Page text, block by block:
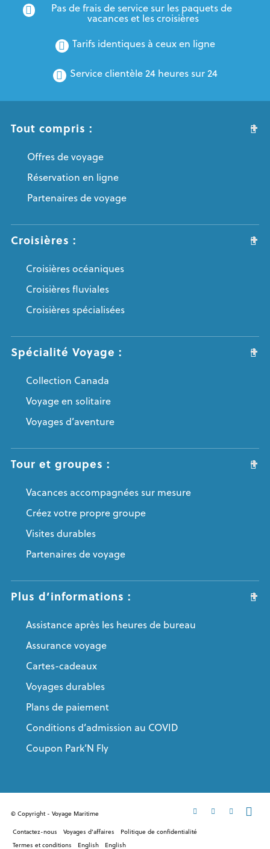
Pas de frais de service sur les paquets de
vacances et les croisières
Tarifs identiques à ceux en ligne
Service clientèle 24 heures sur 24
Tout compris :
Offres de voyage
Réservation en ligne
Partenaires de voyage
Croisières :
Croisières océaniques
Croisières fluviales
Croisières spécialisées
Spécialité Voyage :
Collection Canada
Voyage en solitaire
Voyages d’aventure
Tour et groupes :
Vacances accompagnées sur mesure
Créez votre propre groupe
Visites durables
Partenaires de voyage
Plus d’informations :
Assistance après les heures de bureau
Assurance voyage
Cartes-cadeaux
Voyages durables
Plans de paiement
Conditions d’admission au COVID
Coupon Park’N Fly
© Copyright - Voyage Maritime
Contactez-nous Voyages d’affaires
Politique de confidentialité
Termes et conditions
English English